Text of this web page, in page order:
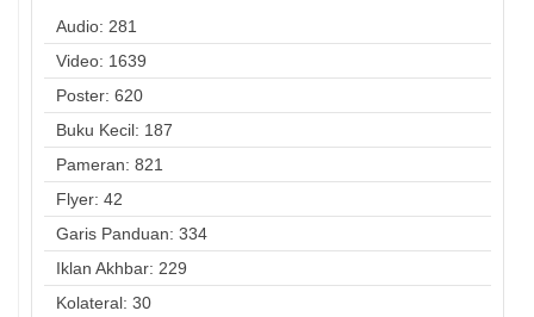
Audio: 281
Video: 1639
Poster: 620
Buku Kecil: 187
Pameran: 821
Flyer: 42
Garis Panduan: 334
Iklan Akhbar: 229
Kolateral: 30